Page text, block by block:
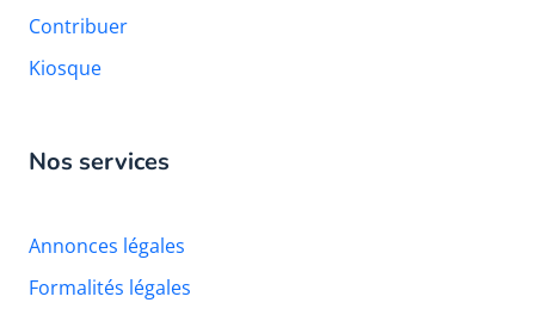
Contribuer
Kiosque
Nos services
Annonces légales
Formalités légales